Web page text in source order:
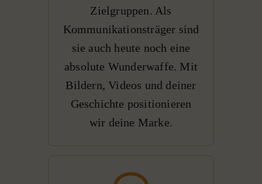
Zielgruppen. Als
Kommunikationsträger sind
sie auch heute noch eine
absolute Wunderwaffe. Mit
Bildern, Videos und deiner
Geschichte positionieren
wir deine Marke.